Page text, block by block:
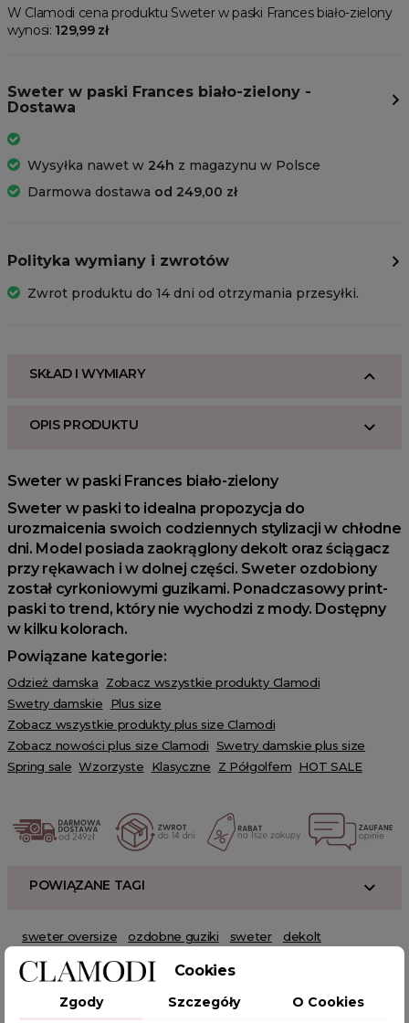
W Clamodi cena produktu Sweter w paski Frances biało-zielony
wynosi: 129,99 zł
Sweter w paski Frances biało-zielony -
Dostawa
Wysyłka nawet w 24h z magazynu w Polsce
Darmowa dostawa od 249,00 zł
Polityka wymiany i zwrotów
Zwrot produktu do 14 dni od otrzymania przesyłki.
SKŁAD I WYMIARY
OPIS PRODUKTU
Sweter w paski Frances biało-zielony
Sweter w paski to idealna propozycja do
urozmaicenia swoich codziennych stylizacji w chłodne
dni. Model posiada zaokrąglony dekolt oraz ściągacz
przy rękawach i w dolnej części. Sweter ozdobiony
został cyrkoniowymi guzikami. Ponadczasowy print-
paski to trend, który nie wychodzi z mody. Dostępny
w kilku kolorach.
Powiązane kategorie:
Odzież damska
Zobacz wszystkie produkty Clamodi
Swetry damskie
Plus size
Zobacz wszystkie produkty plus size Clamodi
Zobacz nowości plus size Clamodi Swetry damskie plus size
Spring sale Wzorzyste Klasyczne Z Półgolfem HOT SALE
POWIĄZANE TAGI
sweter oversize ozdobne guziki sweter
dekolt
swetry oversize
lużny sweter oversize
ponadczasowy
moda
cyrkoniowe guziki
trendy
sweter wkładany przez głowę
Cookies
Zgody Szczegóły O Cookies